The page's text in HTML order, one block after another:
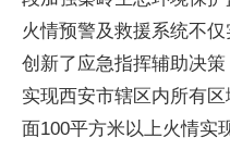
火情预警及救援系统不
创新了应急指挥辅助决
实现西安市辖区内所有
面100平方米以上火情实